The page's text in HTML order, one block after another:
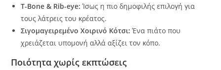
T-Bone & Rib-eye: Ίσως η πιο δημοφιλής επιλογή για
τους λάτρεις του κρέατος.
Σιγομαγειρεμένο Χοιρινό Κότσι: Ένα πιάτο που
χρειάζεται υπομονή αλλά αξίζει τον κόπο.
Ποιότητα χωρίς εκπτώσεις